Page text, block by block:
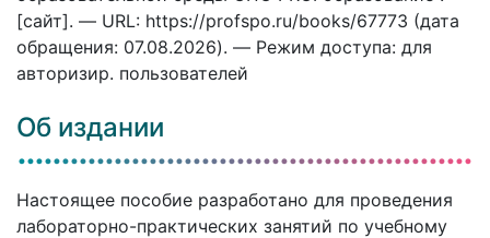
[сайт]. — URL: https://profspo.ru/books/67773 (дата
обращения: 07.08.2026). — Режим доступа: для
авторизир. пользователей
Об издании
Настоящее пособие разработано для проведения
лабораторно-практических занятий по учебному